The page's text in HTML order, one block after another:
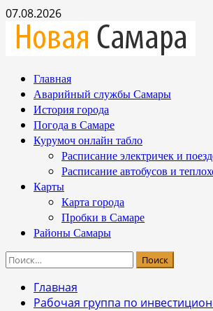
Перейти
содержимому
07.08.2026
Основное
меню
Главная
Аварийный службы Самары
История города
Погода в Самаре
Курумоч онлайн табло
Расписание электричек и
Расписание автобусов и
Карты
Карта города
Пробки в Самаре
Районы Самары
Найти:
Главная
Рабочая группа по